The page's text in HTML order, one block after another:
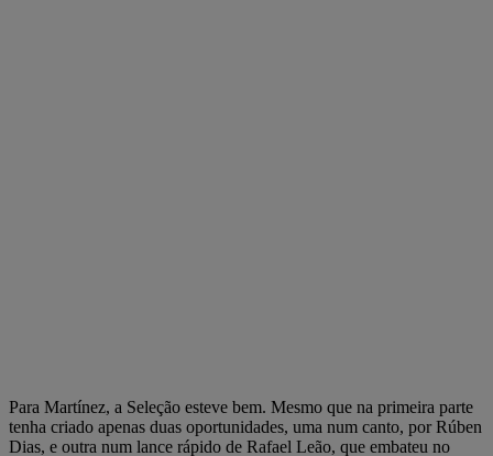
Para Martínez, a Seleção esteve bem. Mesmo que na primeira parte
tenha criado apenas duas oportunidades, uma num canto, por Rúben
Dias, e outra num lance rápido de Rafael Leão, que embateu no